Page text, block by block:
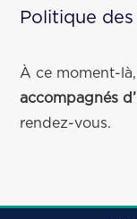
Politique
À ce moment-
accompagnés
rendez-vous.